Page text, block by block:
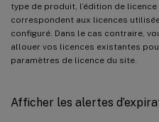
type de produit, l’édition de
correspondent aux licences
configuré. Dans le cas contraire,
allouer vos licences existantes
paramètres de licence du site.
Afficher les alertes